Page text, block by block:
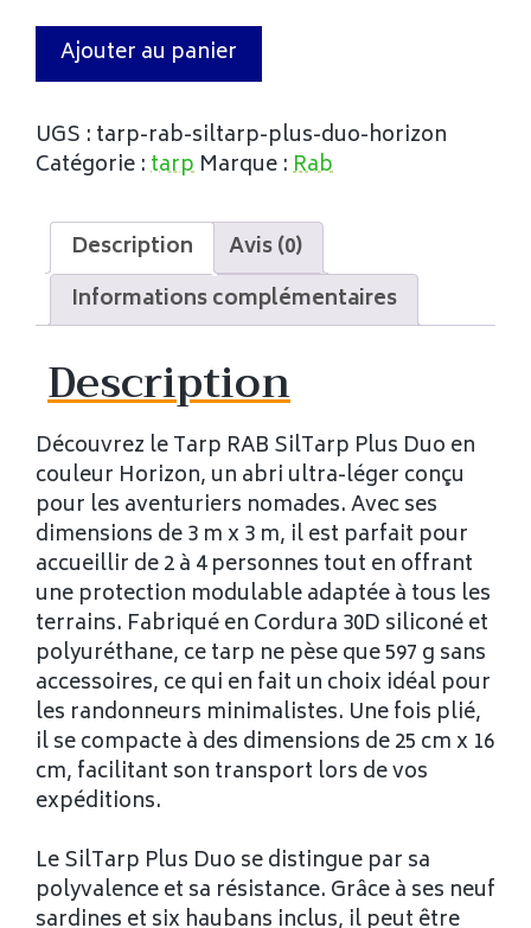
Ajouter au panier
UGS : tarp-rab-siltarp-plus-duo-horizon
Catégorie :tarp Marque :Rab
Description
Avis (0)
Informations complémentaires
Description
Découvrez le Tarp RAB SilTarp Plus Duo en
couleur Horizon, un abri ultra-léger conçu
pour les aventuriers nomades. Avec ses
dimensions de 3 m x 3 m, il est parfait pour
accueillir de 2 à 4 personnes tout en offrant
une protection modulable adaptée à tous les
terrains. Fabriqué en Cordura 30D siliconé et
polyuréthane, ce tarp ne pèse que 597 g sans
accessoires, ce qui en fait un choix idéal pour
les randonneurs minimalistes. Une fois plié,
il se compacte à des dimensions de 25 cm x 16
cm, facilitant son transport lors de vos
expéditions.
Le SilTarp Plus Duo se distingue par sa
polyvalence et sa résistance. Grâce à ses neuf
sardines et six haubans inclus, il peut être